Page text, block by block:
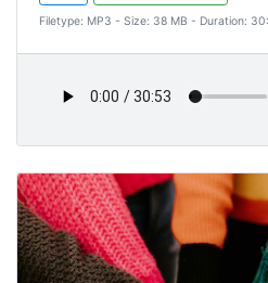
Filetype: MP3 - Size: 38 MB - Duration: